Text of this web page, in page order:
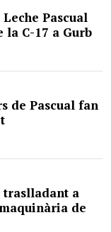
Pascual
C-17 a Gurb
de Pascual fan
traslladant a
de